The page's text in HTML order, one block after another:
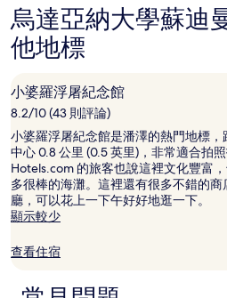
的
價
格。
價
和
供
應
情
況
可
能
會
有
變
宿
烏達亞納大學蘇迪
他地標
小婆羅浮屠紀念館
8.2/10 (43 則評論)
小婆羅浮屠紀念館是潘澤的熱門地標，
中心 0.8 公里 (0.5 英里)，非常適合拍照
Hotels.com 的旅客也說這裡文化豐富
多很棒的海灘。這裡還有很多不錯的商
廳，可以花上一下午好好地逛一下。
顯示較少
查看住宿